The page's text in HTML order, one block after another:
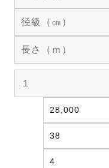
径級（㎝）
長さ（ｍ）
１
28,000
38
4